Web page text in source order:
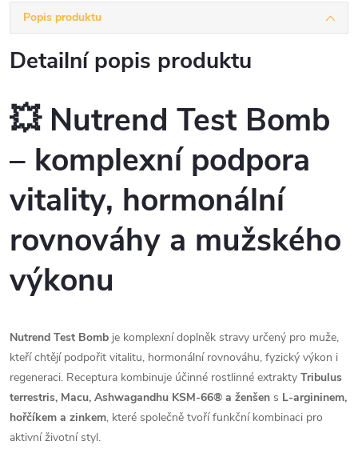
Popis produktu
Detailní popis produktu
💥 Nutrend Test Bomb
– komplexní podpora
vitality, hormonální
rovnováhy a mužského
výkonu
Nutrend Test Bomb je komplexní doplněk stravy určený pro muže,
kteří chtějí podpořit vitalitu, hormonální rovnováhu, fyzický výkon i
regeneraci. Receptura kombinuje účinné rostlinné extrakty Tribulus
terrestris, Macu, Ashwagandhu KSM-66® a ženšen s L-argininem,
hořčíkem a zinkem, které společně tvoří funkční kombinaci pro
aktivní životní styl.